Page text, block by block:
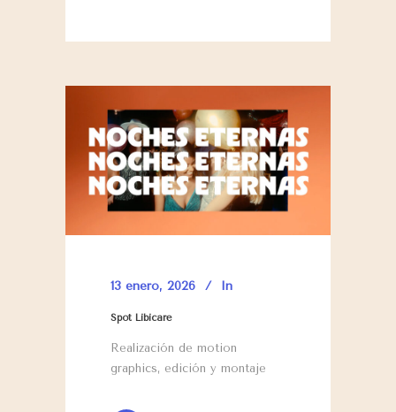
13 enero, 2026 In
Spot Libicare
Realización de motion
graphics, edición y montaje